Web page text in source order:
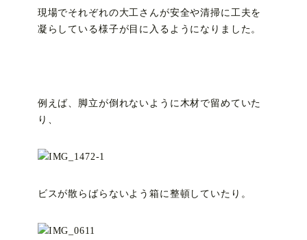
現場でそれぞれの大工さんが安全や清掃に工夫を
凝らしている様子が目に入るようになりました。
例えば、脚立が倒れないように木材で留めていた
り、
ビスが散らばらないよう箱に整頓していたり。